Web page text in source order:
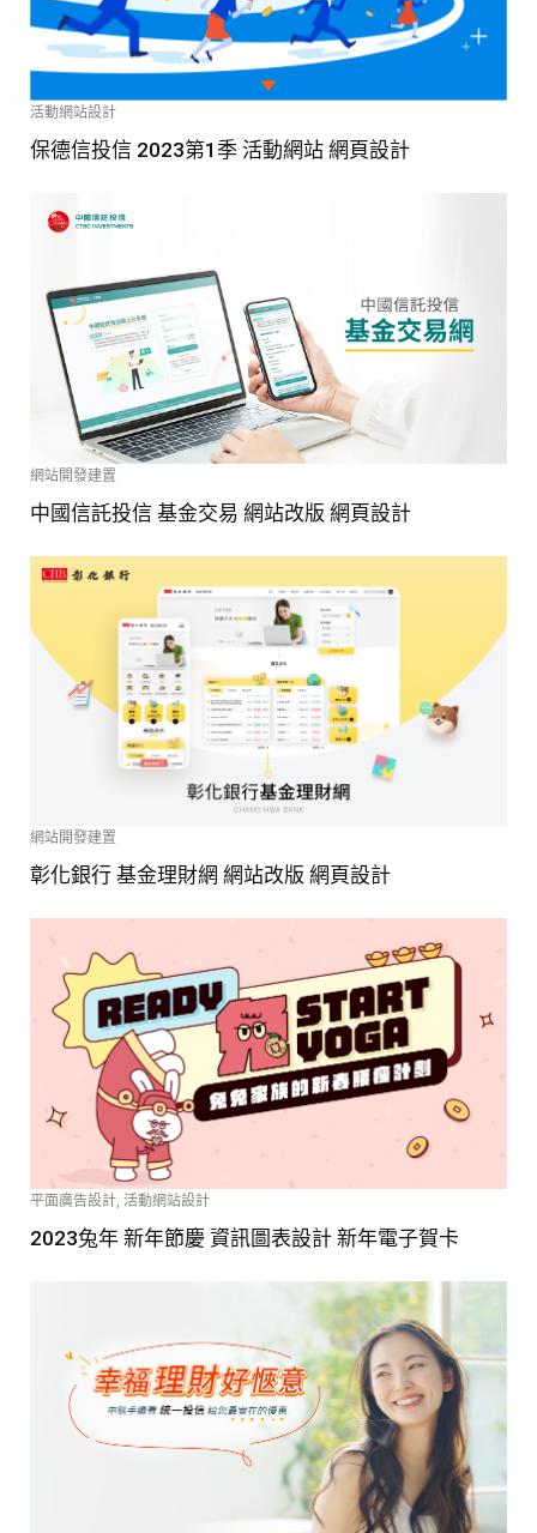
活動網站設計
保德信投信 2023第1季 活動網站 網頁設計
網站開發建置
中國信託投信 基金交易 網站改版 網頁設計
網站開發建置
彰化銀行 基金理財網 網站改版 網頁設計
平面廣告設計 活動網站設計
2023兔年 新年節慶 資訊圖表設計 新年電子賀卡